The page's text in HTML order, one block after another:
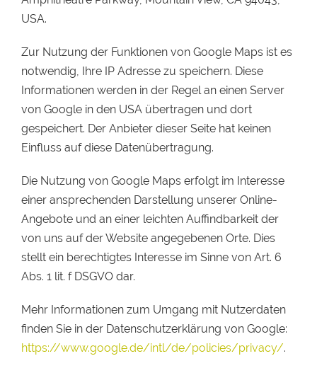
USA.
Zur Nutzung der Funktionen von Google Maps ist es
notwendig, Ihre IP Adresse zu speichern. Diese
Informationen werden in der Regel an einen Server
von Google in den USA übertragen und dort
gespeichert. Der Anbieter dieser Seite hat keinen
Einfluss auf diese Datenübertragung.
Die Nutzung von Google Maps erfolgt im Interesse
einer ansprechenden Darstellung unserer Online-
Angebote und an einer leichten Auffindbarkeit der
von uns auf der Website angegebenen Orte. Dies
stellt ein berechtigtes Interesse im Sinne von Art. 6
Abs. 1 lit. f DSGVO dar.
Mehr Informationen zum Umgang mit Nutzerdaten
finden Sie in der Datenschutzerklärung von Google:
https://www.google.de/intl/de/policies/privacy/.